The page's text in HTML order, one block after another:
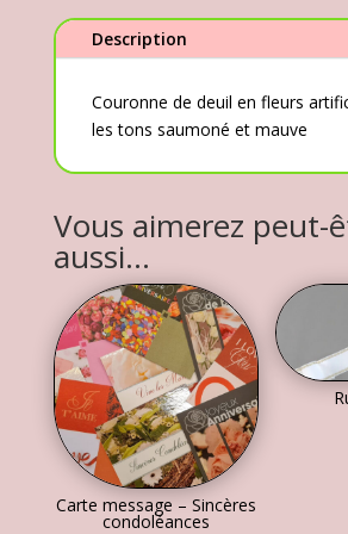
mauveDescription
Couronne de deuil en fleurs
les tons saumoné et mauve
Vous aimerez peut-
aussi…
Carte message – Sincères
condoléances